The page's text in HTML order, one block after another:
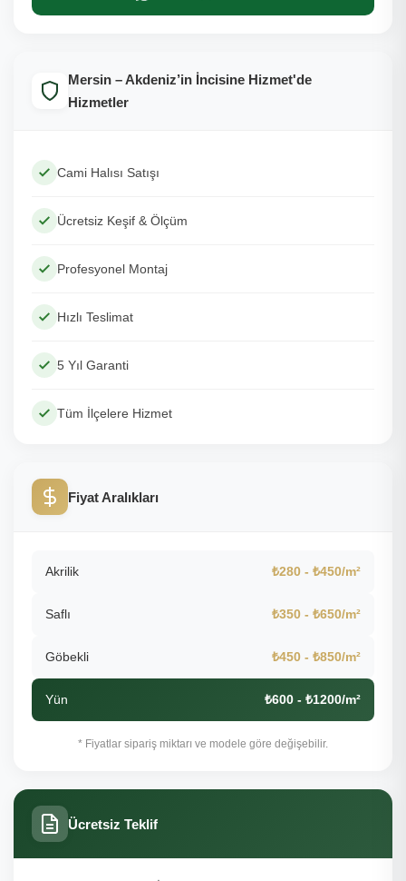
Mersin – Akdeniz’in İncisine Hizmet'de
Hizmetler
Cami Halısı Satışı
Ücretsiz Keşif & Ölçüm
Profesyonel Montaj
Hızlı Teslimat
5 Yıl Garanti
Tüm İlçelere Hizmet
Fiyat Aralıkları
Akrilik ₺280 - ₺450/m²
Saflı ₺350 - ₺650/m²
Göbekli ₺450 - ₺850/m²
Yün ₺600 - ₺1200/m²
* Fiyatlar sipariş miktarı ve modele göre değişebilir.
Ücretsiz Teklif